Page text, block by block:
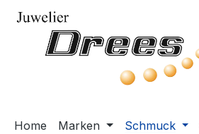
Hauptinhalt springen
Zur Suche springen
Zur Hauptnavigation springen
Home Marken Schmuck